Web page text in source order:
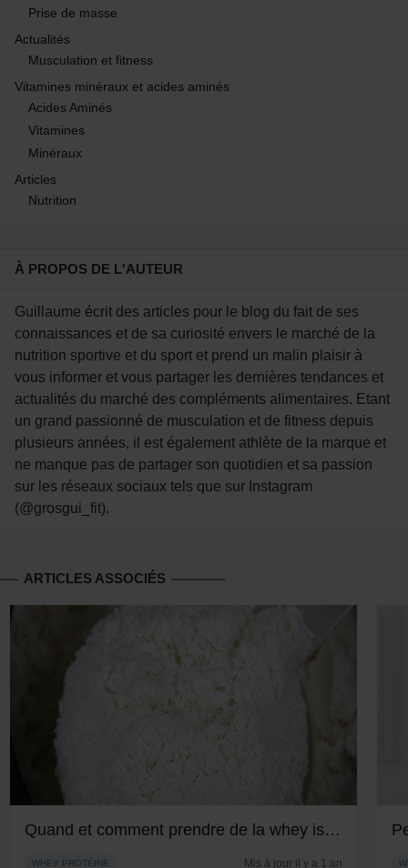
Prise de masse
Actualités
Musculation et fitness
Vitamines minéraux et acides aminés
Acides Aminés
Vitamines
Minéraux
Articles
Nutrition
À PROPOS DE L'AUTEUR
Guillaume écrit des articles pour le blog du fait de ses
connaissances et de sa curiosité envers le marché de la
nutrition sportive et du sport et prend un malin plaisir à
vous informer et vous partager les dernières tendances et
actualités du marché des compléments alimentaires. Etant
un grand passionné de musculation et de fitness depuis
plusieurs années, il est également athlète de la marque et
ne manque pas de partager son quotidien et sa passion
sur les réseaux sociaux tels que sur Instagram
(@grosgui_fit).
ARTICLES ASSOCIÉS
Quand et comment prendre de la whey isolate ?
WHEY PROTÉINE Mis à jour il y a 1 an